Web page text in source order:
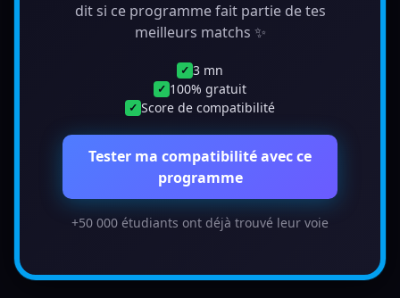
dit si ce programme fait partie de tes
meilleurs matchs ✨
✓ 3 mn
✓ 100% gratuit
✓ Score de compatibilité
Tester ma compatibilité avec ce
programme
+50 000 étudiants ont déjà trouvé leur voie